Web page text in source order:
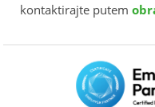
kontaktirajte putem